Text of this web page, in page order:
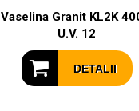
Vaselina Granit KL2K
U.V. 12
DETALII